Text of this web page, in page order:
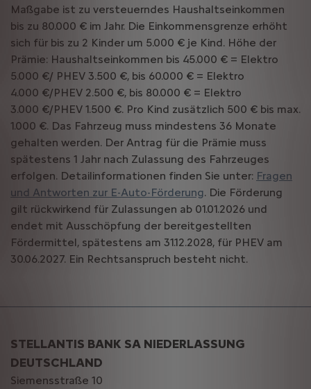
Maßgabe ist zu versteuerndes Haushaltseinkommen
bis zu 80.000 € im Jahr. Die Einkommensgrenze erhöht
sich für bis zu 2 Kinder um 5.000 € je Kind. Höhe der
Prämie: Haushaltseinkommen bis 45.000 € = Elektro
5.000 €/ PHEV 3.500 €, bis 60.000 € = Elektro
4.000 €/PHEV 2.500 €, bis 80.000 € = Elektro
3.000 €/PHEV 1.500 €. Pro Kind zusätzlich 500 € bis max.
1.000 €. Das Fahrzeug muss mindestens 36 Monate
gehalten werden. Der Antrag für die Prämie muss
spätestens 1 Jahr nach Zulassung des Fahrzeuges
erfolgen. Detailinformationen finden Sie unter: Fragen
und Antworten zur E-Auto-Förderung. Die Förderung
gilt rückwirkend für Zulassungen ab 01.01.2026 und
endet mit Ausschöpfung der bereitgestellten
Fördermittel, spätestens am 31.12.2028, für PHEV am
30.06.2027. Ein Rechtsanspruch besteht nicht.
STELLANTIS BANK SA NIEDERLASSUNG
DEUTSCHLAND
Siemensstraße 10